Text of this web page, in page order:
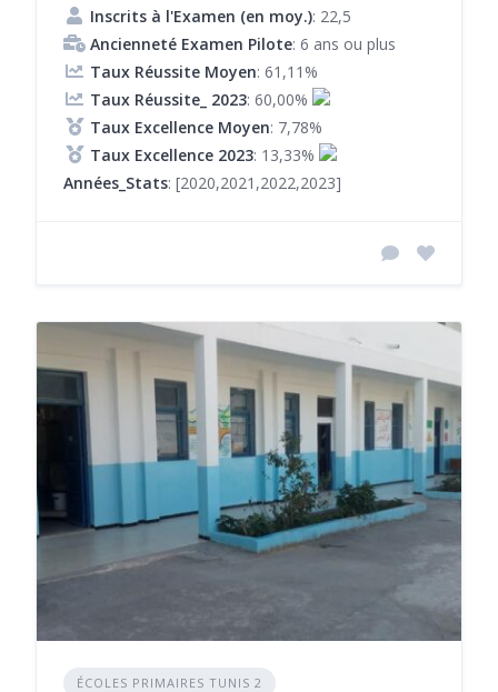
Inscrits à l'Examen (en moy.): 22,5
Ancienneté Examen Pilote: 6 ans ou plus
Taux Réussite Moyen: 61,11%
Taux Réussite_ 2023: 60,00%
Taux Excellence Moyen: 7,78%
Taux Excellence 2023: 13,33%
Années_Stats: [2020,2021,2022,2023]
ÉCOLES PRIMAIRES TUNIS 2